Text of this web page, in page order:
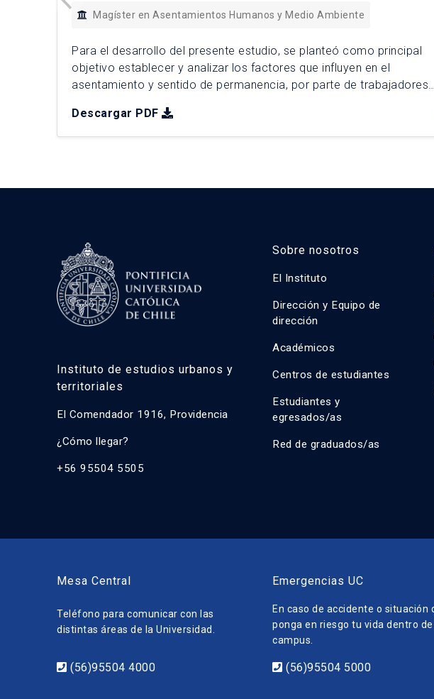
Magíster en Asentamientos Humanos y Medio Ambiente
Para el desarrollo del presente estudio, se planteó como principal
objetivo establecer y analizar los factores que influyen en el
asentamiento y sentido de permanencia, por parte de trabajadores
faenas mineras de Codelco El Teniente (DET). Para ello, se
establecieron distintos indicadores y variables para determinar las
Descargar PDF
Instituto de estudios urbanos y
territoriales
El Comendador 1916, Providencia
¿Cómo llegar?
+56 95504 5505
Sobre nosotros
El Instituto
Dirección y Equipo de
dirección
Académicos
Centros de estudiantes
Estudiantes y
egresados/as
Red de graduados/as
Mesa Central
Teléfono para comunicar con las
distintas áreas de la Universidad.
(56)95504 4000
Emergencias UC
En caso de accidente o situación
ponga en riesgo tu vida dentro de
campus.
(56)95504 5000